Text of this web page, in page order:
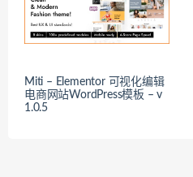
Miti – Elementor 可视化编辑
电商网站WordPress模板 – v
1.0.5